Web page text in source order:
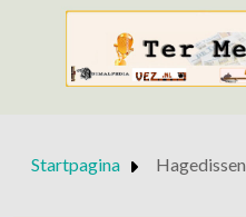
Startpagina Hagedissen